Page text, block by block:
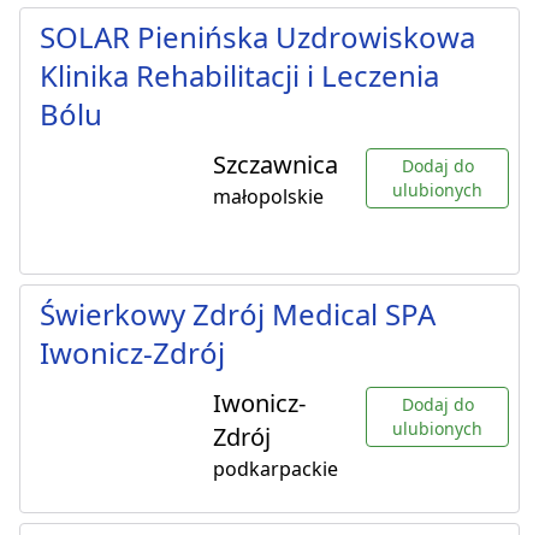
SOLAR Pienińska Uzdrowiskowa
Klinika Rehabilitacji i Leczenia
Bólu
Szczawnica
małopolskie
Dodaj do
ulubionych
Świerkowy Zdrój Medical SPA
Iwonicz-Zdrój
Iwonicz-
Zdrój
podkarpackie
Dodaj do
ulubionych